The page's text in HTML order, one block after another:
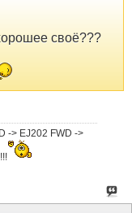
своё???
-> EJ202 FWD ->